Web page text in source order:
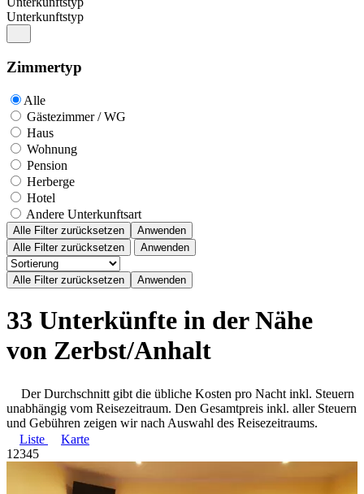
Unterkunftstyp
Zimmertyp
Alle
Gästezimmer / WG
Haus
Wohnung
Pension
Herberge
Hotel
Andere Unterkunftsart
Alle Filter zurücksetzen
Anwenden
Alle Filter zurücksetzen
Anwenden
33 Unterkünfte in der Nähe
von Zerbst/Anhalt
Der Durchschnitt gibt die übliche Kosten pro Nacht inkl. Steuern
unabhängig vom Reisezeitraum. Den Gesamtpreis inkl. aller Steuern
und Gebühren zeigen wir nach Auswahl des Reisezeitraums.
Liste
Karte
1 2345